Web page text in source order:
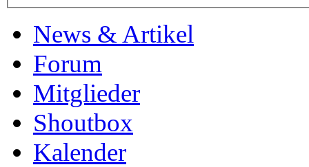
News & Artikel
Forum
Mitglieder
Shoutbox
Kalender